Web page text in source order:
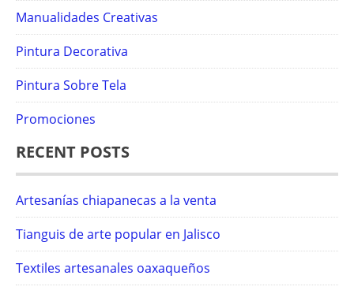
Manualidades Creativas
Pintura Decorativa
Pintura Sobre Tela
Promociones
RECENT POSTS
Artesanías chiapanecas a la venta
Tianguis de arte popular en Jalisco
Textiles artesanales oaxaqueños